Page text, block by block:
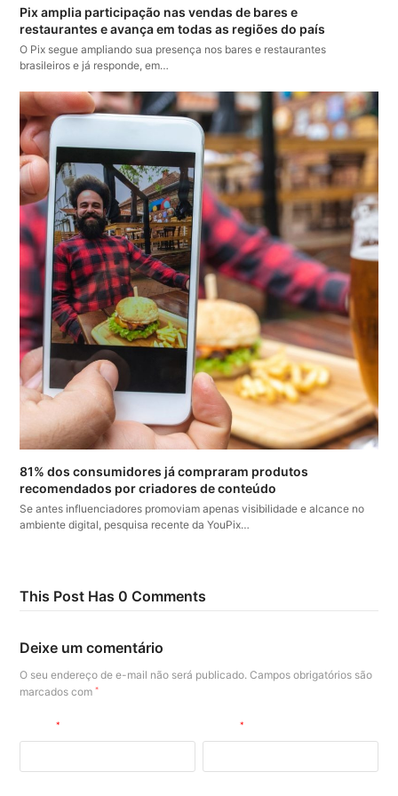
Pix amplia participação nas vendas de bares e
restaurantes e avança em todas as regiões do país
O Pix segue ampliando sua presença nos bares e restaurantes
brasileiros e já responde, em…
81% dos consumidores já compraram produtos
recomendados por criadores de conteúdo
Se antes influenciadores promoviam apenas visibilidade e alcance no
ambiente digital, pesquisa recente da YouPix…
This Post Has 0 Comments
Deixe um comentário
O seu endereço de e-mail não será publicado. Campos obrigatórios são
marcados com*
Nome* E-mail*